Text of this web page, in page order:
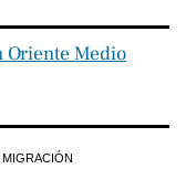
Oriente Medio
MIGRACIÓN